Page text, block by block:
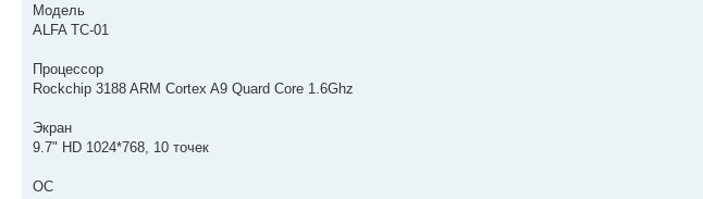
Модель
ALFA TC-01
Процессор
Rockchip 3188 ARM Cortex A9 Quard Core 1.6Ghz
Экран
9.7" HD 1024*768, 10 точек
ОС